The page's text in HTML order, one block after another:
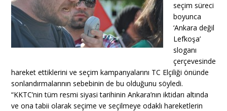
seçim süreci
boyunca
‘Ankara değil
Lefkoşa’
sloganı
çerçevesinde
hareket ettiklerini ve seçim kampanyalarını TC Elçiliği önünde
sonlandırmalarının sebebinin de bu olduğunu söyledi.
“KKTC’nin tüm resmi siyasi tarihinin Ankara’nın iktidarı altında
ve ona tabii olarak seçime ve seçilmeye odaklı hareketlerin